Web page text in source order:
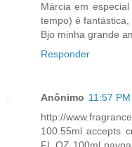
Márcia em
tempo) é fantástica,
Bjo minha grande
Responder
Anônimo 11:57 PM
http://
100.55ml accepts